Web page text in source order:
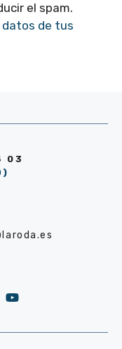
el spam.
datos de tus
03